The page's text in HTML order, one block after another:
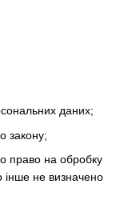
даних;
закону;
право на обробку
інше не визначено